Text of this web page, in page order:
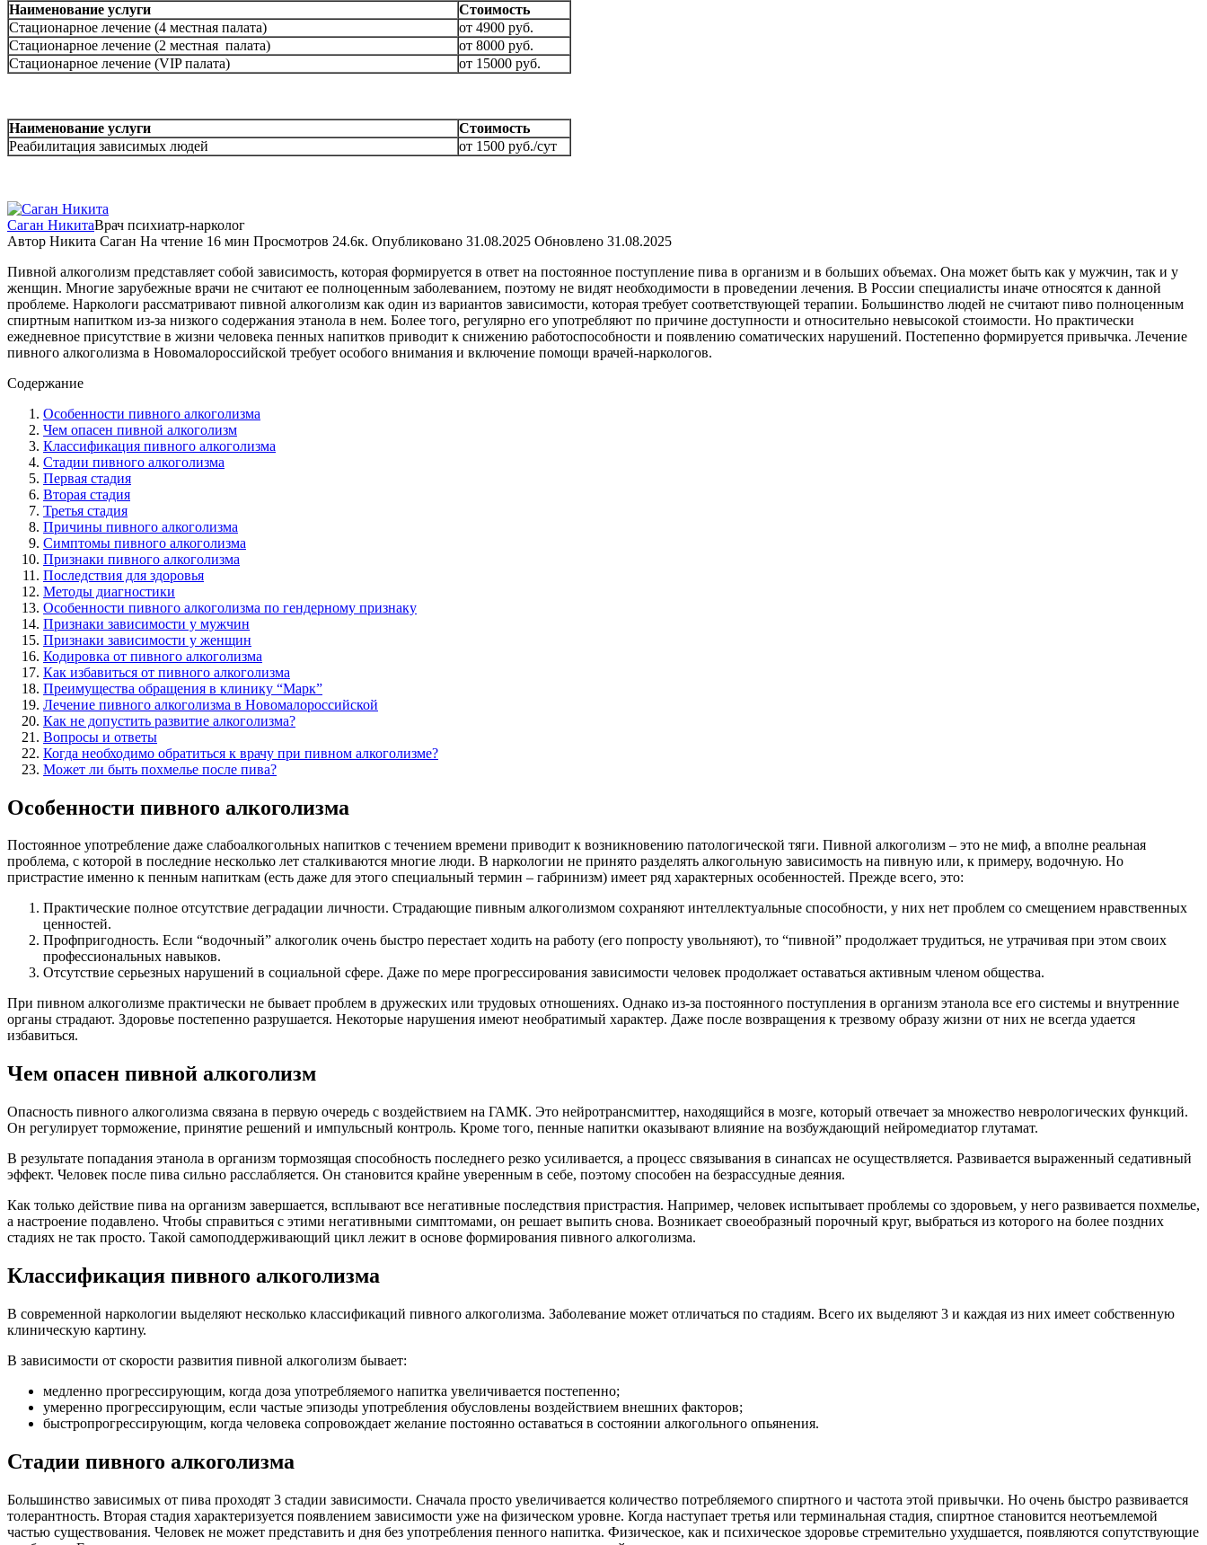
Наименование услуги
Стоимость
Стационарное лечение (4 местная палата)
от 4900 руб.
Стационарное лечение (2 местная палата)
от 8000 руб.
Стационарное лечение (VIP палата)
от 15000 руб.
Наименование услуги
Стоимость
Реабилитация зависимых людей
от 1500 руб./сут
Саган НикитаВрач психиатр-нарколог
Автор Никита Саган На чтение 16 мин Просмотров 24.6к. Опубликовано 31.08.2025 Обновлено 31.08.2025
Пивной алкоголизм представляет собой зависимость, которая формируется в ответ на постоянное поступление пива в организм и в больших объемах. Она может быть как у мужчин, так и у
женщин. Многие зарубежные врачи не считают ее полноценным заболеванием, поэтому не видят необходимости в проведении лечения. В России специалисты иначе относятся к данной
проблеме. Наркологи рассматривают пивной алкоголизм как один из вариантов зависимости, которая требует соответствующей терапии. Большинство людей не считают пиво полноценным
спиртным напитком из-за низкого содержания этанола в нем. Более того, регулярно его употребляют по причине доступности и относительно невысокой стоимости. Но практически
ежедневное присутствие в жизни человека пенных напитков приводит к снижению работоспособности и появлению соматических нарушений. Постепенно формируется привычка. Лечение
пивного алкоголизма в Новомалороссийской требует особого внимания и включение помощи врачей-наркологов.
Содержание
Особенности пивного алкоголизма
Чем опасен пивной алкоголизм
Классификация пивного алкоголизма
Стадии пивного алкоголизма
Первая стадия
Вторая стадия
Третья стадия
Причины пивного алкоголизма
Симптомы пивного алкоголизма
Признаки пивного алкоголизма
Последствия для здоровья
Методы диагностики
Особенности пивного алкоголизма по гендерному признаку
Признаки зависимости у мужчин
Признаки зависимости у женщин
Кодировка от пивного алкоголизма
Как избавиться от пивного алкоголизма
Преимущества обращения в клинику “Марк”
Лечение пивного алкоголизма в Новомалороссийской
Как не допустить развитие алкоголизма?
Вопросы и ответы
Когда необходимо обратиться к врачу при пивном алкоголизме?
Может ли быть похмелье после пива?
Особенности пивного алкоголизма
Постоянное употребление даже слабоалкогольных напитков с течением времени приводит к возникновению патологической тяги. Пивной алкоголизм – это не миф, а вполне реальная
проблема, с которой в последние несколько лет сталкиваются многие люди. В наркологии не принято разделять алкогольную зависимость на пивную или, к примеру, водочную. Но
пристрастие именно к пенным напиткам (есть даже для этого специальный термин – габринизм) имеет ряд характерных особенностей. Прежде всего, это:
Практические полное отсутствие деградации личности. Страдающие пивным алкоголизмом сохраняют интеллектуальные способности, у них нет проблем со смещением нравственных
ценностей.
Профпригодность. Если “водочный” алкоголик очень быстро перестает ходить на работу (его попросту увольняют), то “пивной” продолжает трудиться, не утрачивая при этом своих
профессиональных навыков.
Отсутствие серьезных нарушений в социальной сфере. Даже по мере прогрессирования зависимости человек продолжает оставаться активным членом общества.
При пивном алкоголизме практически не бывает проблем в дружеских или трудовых отношениях. Однако из-за постоянного поступления в организм этанола все его системы и внутренние
органы страдают. Здоровье постепенно разрушается. Некоторые нарушения имеют необратимый характер. Даже после возвращения к трезвому образу жизни от них не всегда удается
избавиться.
Чем опасен пивной алкоголизм
Опасность пивного алкоголизма связана в первую очередь с воздействием на ГАМК. Это нейротрансмиттер, находящийся в мозге, который отвечает за множество неврологических функций.
Он регулирует торможение, принятие решений и импульсный контроль. Кроме того, пенные напитки оказывают влияние на возбуждающий нейромедиатор глутамат.
В результате попадания этанола в организм тормозящая способность последнего резко усиливается, а процесс связывания в синапсах не осуществляется. Развивается выраженный седативный
эффект. Человек после пива сильно расслабляется. Он становится крайне уверенным в себе, поэтому способен на безрассудные деяния.
Как только действие пива на организм завершается, всплывают все негативные последствия пристрастия. Например, человек испытывает проблемы со здоровьем, у него развивается похмелье,
а настроение подавлено. Чтобы справиться с этими негативными симптомами, он решает выпить снова. Возникает своеобразный порочный круг, выбраться из которого на более поздних
стадиях не так просто. Такой самоподдерживающий цикл лежит в основе формирования пивного алкоголизма.
Классификация пивного алкоголизма
В современной наркологии выделяют несколько классификаций пивного алкоголизма. Заболевание может отличаться по стадиям. Всего их выделяют 3 и каждая из них имеет собственную
клиническую картину.
В зависимости от скорости развития пивной алкоголизм бывает:
медленно прогрессирующим, когда доза употребляемого напитка увеличивается постепенно;
умеренно прогрессирующим, если частые эпизоды употребления обусловлены воздействием внешних факторов;
быстропрогрессирующим, когда человека сопровождает желание постоянно оставаться в состоянии алкогольного опьянения.
Стадии пивного алкоголизма
Большинство зависимых от пива проходят 3 стадии зависимости. Сначала просто увеличивается количество потребляемого спиртного и частота этой привычки. Но очень быстро развивается
толерантность. Вторая стадия характеризуется появлением зависимости уже на физическом уровне. Когда наступает третья или терминальная стадия, спиртное становится неотъемлемой
частью существования. Человек не может представить и дня без употребления пенного напитка. Физическое, как и психическое здоровье стремительно ухудшается, появляются сопутствующие